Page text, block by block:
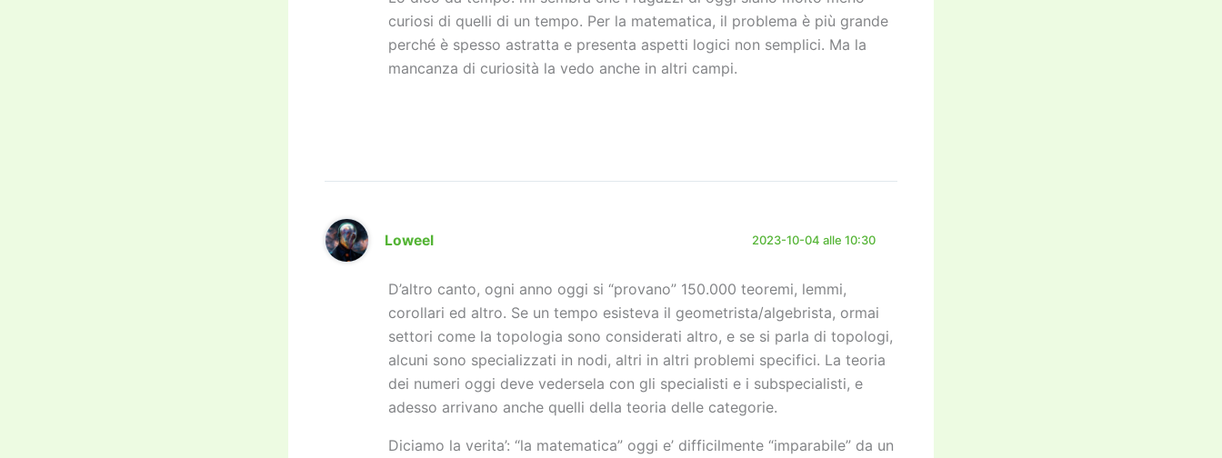
curiosi di quelli di un tempo. Per la matematica, il problema è più grande
perché è spesso astratta e presenta aspetti logici non semplici. Ma la
mancanza di curiosità la vedo anche in altri campi.
Loweel 2023-10-04 alle 10:30
D’altro canto, ogni anno oggi si “provano” 150.000 teoremi, lemmi,
corollari ed altro. Se un tempo esisteva il geometrista/algebrista, ormai
settori come la topologia sono considerati altro, e se si parla di topologi,
alcuni sono specializzati in nodi, altri in altri problemi specifici. La teoria
dei numeri oggi deve vedersela con gli specialisti e i subspecialisti, e
adesso arrivano anche quelli della teoria delle categorie.
Diciamo la verita’: “la matematica” oggi e’ difficilmente “imparabile” da un